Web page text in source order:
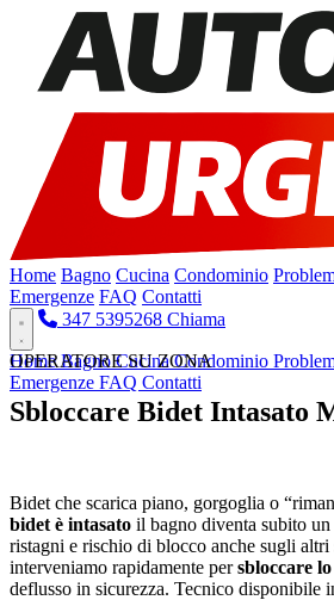
Home Bagno Cucina Condominio
Emergenze FAQ Contatti
347 5395268 Chiama
HomeBagnoCucinaCondominio
Emergenze FAQ Contatti
OPERATORE SU ZONA
Sbloccare Bidet Intasato
Bidet che scarica piano, gorgoglia o
bidet è intasato il bagno diventa subito
ristagni e rischio di blocco anche sugli altri
interveniamo rapidamente persbloccare
deflusso in sicurezza. Tecnico disponibile